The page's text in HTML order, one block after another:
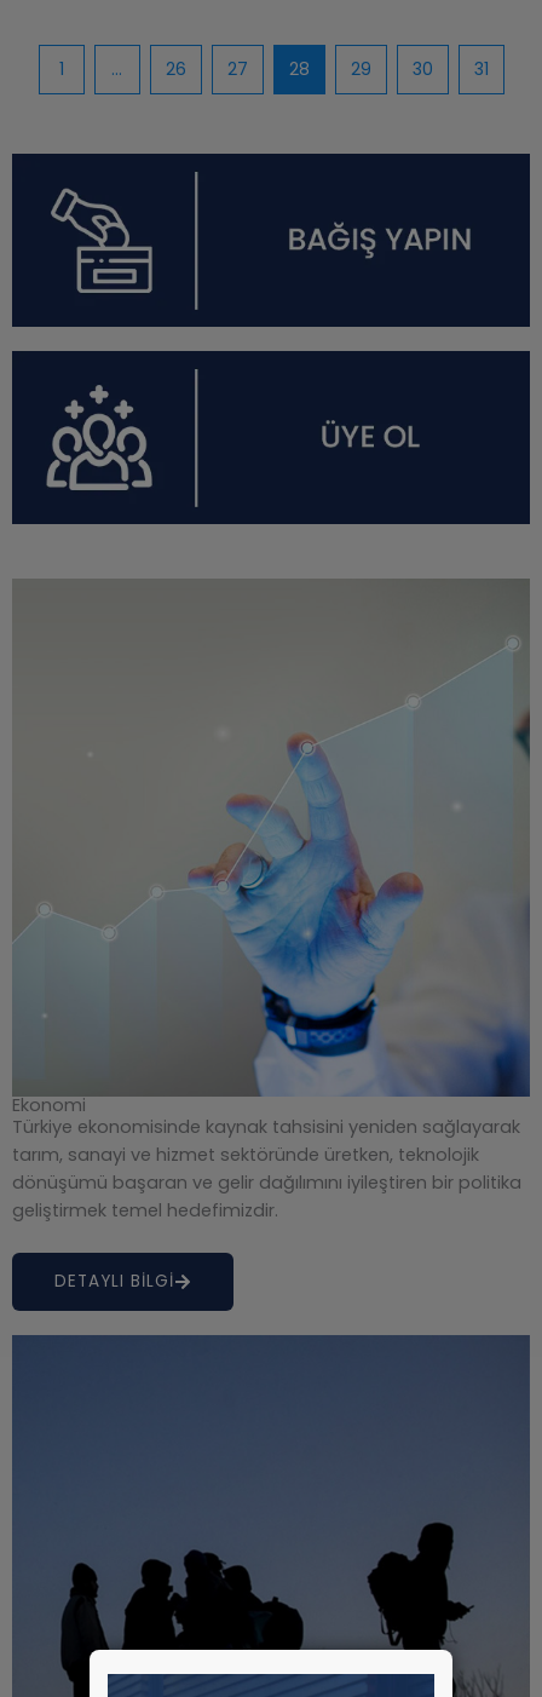
1 … 26 27 28 29 30 31
Ekonomi
Türkiye ekonomisinde kaynak tahsisini yeniden sağlayarak
tarım, sanayi ve hizmet sektöründe üretken, teknolojik
dönüşümü başaran ve gelir dağılımını iyileştiren bir politika
geliştirmek temel hedefimizdir.
DETAYLI BİLGİ